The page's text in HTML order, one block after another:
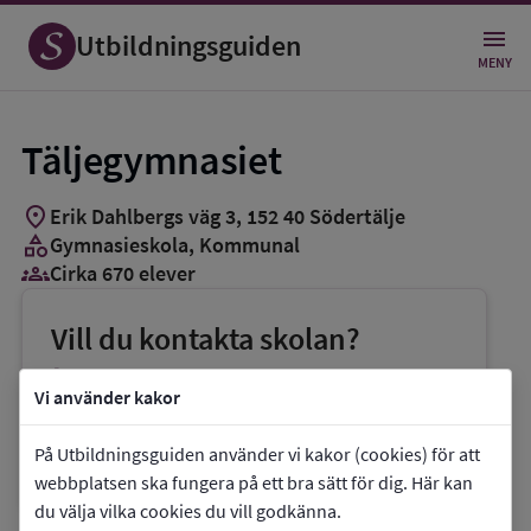
Vi använder kakor
På Utbildningsguiden använder vi kakor (cookies) för att
webbplatsen ska fungera på ett bra sätt för dig. Här kan
du välja vilka cookies du vill godkänna.
Utbildningsguiden MENY
Täljegymnasiet
location_on Erik Dahlbergs väg 3, 15240 Södertälje
categoryGymnasieskola, Kommunal
groups_3Cirka 670 elever
Vill du kontakta skolan?
phoneTelefon:08-52301605
mailE-post:taljegymnasiet@skolasodertalje.se
linkWebbplats:Täljegymnasiet